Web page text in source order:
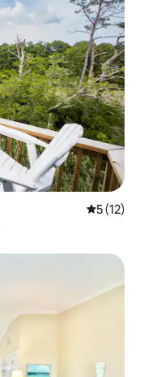
5 de uma
5 (12)